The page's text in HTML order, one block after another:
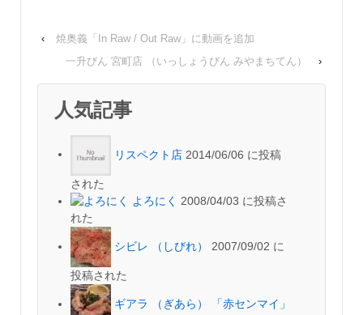
‹
焼奥義「In Raw / Out Raw」に動画を追加
一升びん 宮町店 （いっしょうびん みやまちてん）
›
人気記事
リスペクト店 2014/06/06 に投稿
された
よろにく
2008/04/03 に投稿さ
れた
シビレ （しびれ） 2007/09/02 に
投稿された
ギアラ （ぎあら） 「赤センマイ」